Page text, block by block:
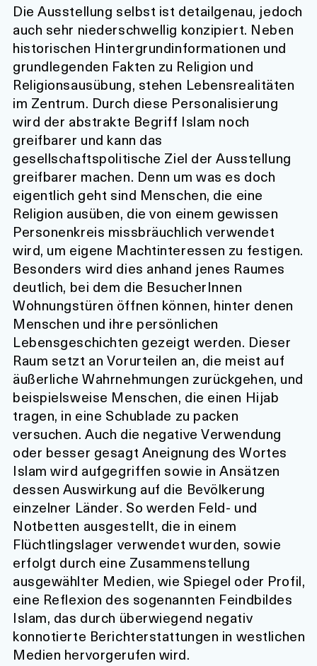
Die Ausstellung selbst ist detailgenau, jedoch
auch sehr niederschwellig konzipiert. Neben
historischen Hintergrundinformationen und
grundlegenden Fakten zu Religion und
Religionsausübung, stehen Lebensrealitäten
im Zentrum. Durch diese Personalisierung
wird der abstrakte Begriff Islam noch
greifbarer und kann das
gesellschaftspolitische Ziel der Ausstellung
greifbarer machen. Denn um was es doch
eigentlich geht sind Menschen, die eine
Religion ausüben, die von einem gewissen
Personenkreis missbräuchlich verwendet
wird, um eigene Machtinteressen zu festigen.
Besonders wird dies anhand jenes Raumes
deutlich, bei dem die BesucherInnen
Wohnungstüren öffnen können, hinter denen
Menschen und ihre persönlichen
Lebensgeschichten gezeigt werden. Dieser
Raum setzt an Vorurteilen an, die meist auf
äußerliche Wahrnehmungen zurückgehen, und
beispielsweise Menschen, die einen Hijab
tragen, in eine Schublade zu packen
versuchen. Auch die negative Verwendung
oder besser gesagt Aneignung des Wortes
Islam wird aufgegriffen sowie in Ansätzen
dessen Auswirkung auf die Bevölkerung
einzelner Länder. So werden Feld- und
Notbetten ausgestellt, die in einem
Flüchtlingslager verwendet wurden, sowie
erfolgt durch eine Zusammenstellung
ausgewählter Medien, wie Spiegel oder Profil,
eine Reflexion des sogenannten Feindbildes
Islam, das durch überwiegend negativ
konnotierte Berichterstattungen in westlichen
Medien hervorgerufen wird.